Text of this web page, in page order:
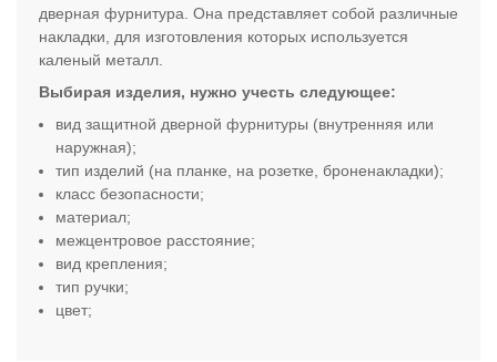
дверная фурнитура. Она представляет собой различные
накладки, для изготовления которых используется
каленый металл.
Выбирая изделия, нужно учесть следующее:
вид защитной дверной фурнитуры (внутренняя или
наружная);
тип изделий (на планке, на розетке, броненакладки);
класс безопасности;
материал;
межцентровое расстояние;
вид крепления;
тип ручки;
цвет;